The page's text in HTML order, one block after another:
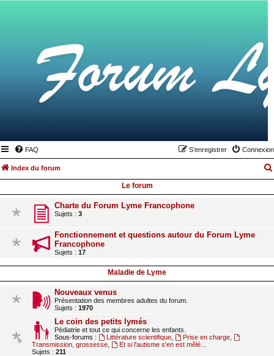
FAQ Connexion
S’enregistrer
Index du forum
Le forum
Charte du Forum Lyme Francophone
Sujets : 3
Fonctionnement et questions autour du Forum Lyme
Francophone
Sujets : 17
Maladie de Lyme
Nouveaux venus
Présentation des membres adultes du forum.
Sujets : 1970
Le coin des petits lymés
Pédiatrie et tout ce qui concerne les enfants.
Sous-forums :
Littérature scientifique, Prise en charge,
Transmission, grossesse
Et si l'autisme s'en est mêlé...
Sujets : 211